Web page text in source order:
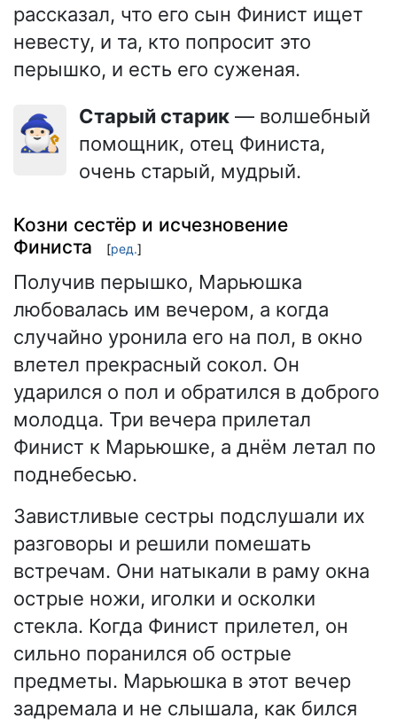
рассказал, что его сын Финист ищет
невесту, и та, кто попросит это
перышко, и есть его суженая.
🧙🏻‍♂️ Старый старик — волшебный
помощник, отец Финиста,
очень старый, мудрый.
Козни сестёр и исчезновение
Финиста
[ред.]
Получив перышко, Марьюшка
любовалась им вечером, а когда
случайно уронила его на пол, в окно
влетел прекрасный сокол. Он
ударился о пол и обратился в доброго
молодца. Три вечера прилетал
Финист к Марьюшке, а днём летал по
поднебесью.
Завистливые сестры подслушали их
разговоры и решили помешать
встречам. Они натыкали в раму окна
острые ножи, иголки и осколки
стекла. Когда Финист прилетел, он
сильно поранился об острые
предметы. Марьюшка в этот вечер
задремала и не слышала, как бился